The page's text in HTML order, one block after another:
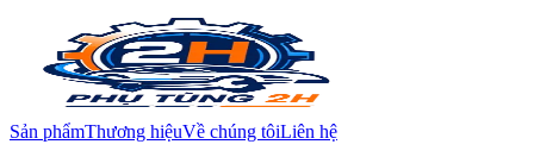
Sản phẩmThương hiệuVề chúng tôiLiên hệ